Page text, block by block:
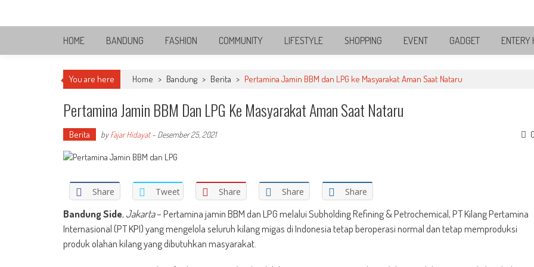
Bandung Side
Sisi Cantik Bandung
HOME BANDUNG FASHION COMMUNITY LIFESTYLE SHOPPING EVENT GADGET ENTERY
You are here Home > Bandung > Berita > Pertamina Jamin BBM dan LPG ke Masyarakat Aman Saat Nataru
Pertamina Jamin BBM Dan LPG Ke Masyarakat Aman Saat Nataru
Berita byFajar Hidayat- Desember 25, 2021 0
Share Tweet Share Share Share
Bandung Side, Jakarta– Pertamina jamin BBM dan LPG melalui Subholding Refining & Petrochemical, PT Kilang Pertamina
Internasional (PT KPI) yang mengelola seluruh kilang migas di Indonesia tetap beroperasi normal dan tetap memproduksi
produk olahan kilang yang dibutuhkan masyarakat.